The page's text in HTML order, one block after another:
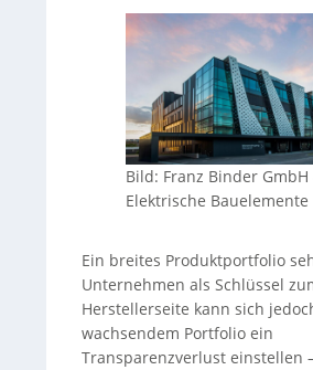
Bild: Franz Binder GmbH
Elektrische Bauelemente
Ein breites Produktportfolio
Unternehmen als Schlüssel
Herstellerseite kann sich
wachsendem Portfolio ein
Transparenzverlust einstellen